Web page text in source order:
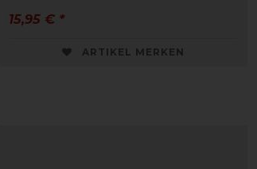
15,95 € *
ARTIKEL MERKEN